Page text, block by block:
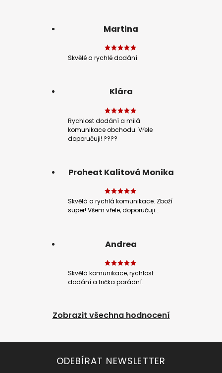
Martina
Skvělé a rychlé dodání.
Klára
Rychlost dodání a milá
komunikace obchodu. Vřele
doporučuji! ????
Proheat Kalitová Monika
Skvělá a rychlá komunikace. Zboží
super! Všem vřele, doporučuji...
Andrea
Skvělá komunikace, rychlost
dodání a trička parádní.
Zobrazit všechna hodnocení
ODEBÍRAT NEWSLETTER